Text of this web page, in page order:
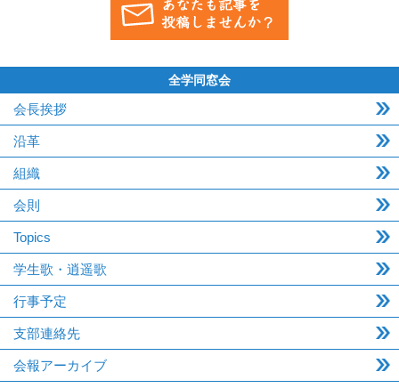
全学同窓会
会長挨拶
沿革
組織
会則
Topics
学生歌・逍遥歌
行事予定
支部連絡先
会報アーカイブ